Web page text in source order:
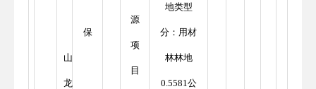
保
山
龙
源
项
目
地类型
分：用材
林林地
0.5581公